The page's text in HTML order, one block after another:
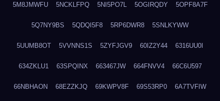
5M8JMWFU 5NCKLFPQ 5NI5PO7L 5OGIRQDY 5OPF8A7F
5Q7NY9BS 5QDQI5F8 5RP6DWR8 5SNLKYWW
5UUMB8OT 5VVNNS1S 5ZYFJGV9 60IZ2Y44 6316UU0I
634ZKLU1 63SPQINX 663467JW 664FNVV4 66C6U597
66NBHAON 68EZZKJQ 69KWPV8F 69S53RP0 6A7TVFIW